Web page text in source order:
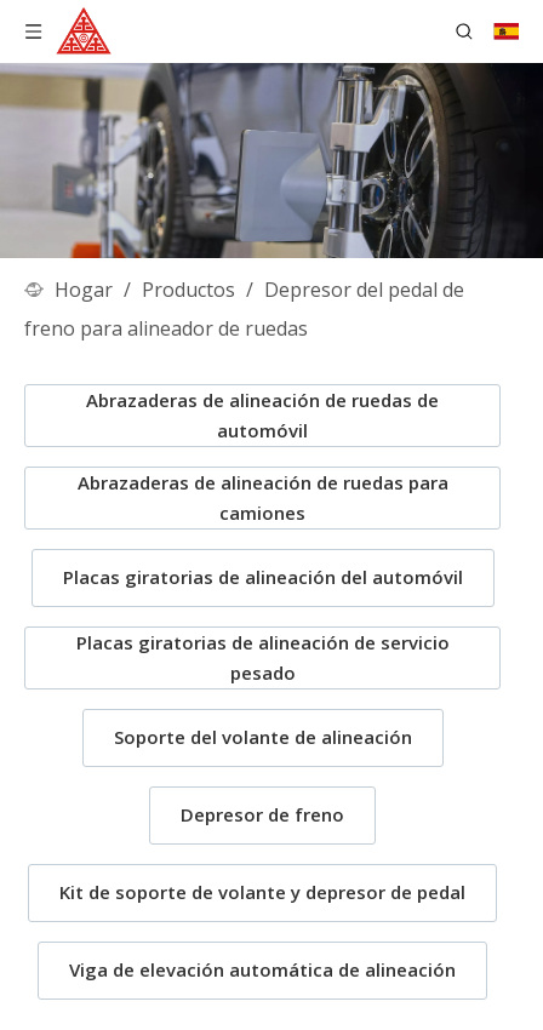
Hogar / Productos / Depresor del pedal de
freno para alineador de ruedas
Abrazaderas de alineación de ruedas de
automóvil
Abrazaderas de alineación de ruedas para
camiones
Placas giratorias de alineación del automóvil
Placas giratorias de alineación de servicio
pesado
Soporte del volante de alineación
Depresor de freno
Kit de soporte de volante y depresor de pedal
Viga de elevación automática de alineación